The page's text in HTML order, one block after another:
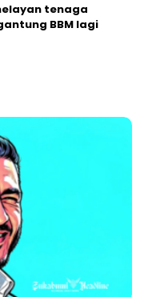
tenaga
BBM lagi